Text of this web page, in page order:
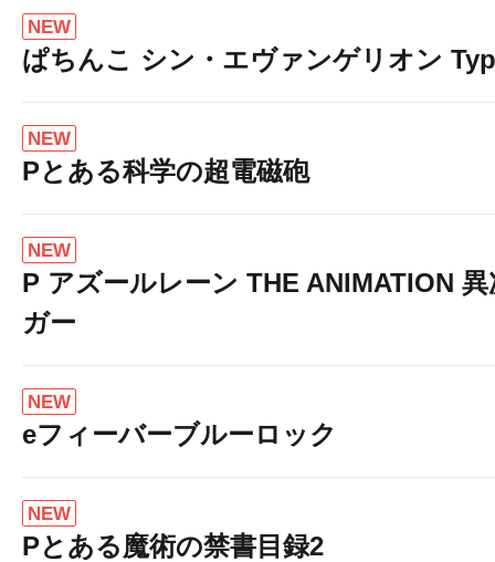
NEW
ぱちんこ シン・エヴァンゲリオン
NEW
Pとある科学の超電磁砲
NEW
P アズールレーン THE ANIMATION
ガー
NEW
eフィーバーブルーロック
NEW
Pとある魔術の禁書目録2